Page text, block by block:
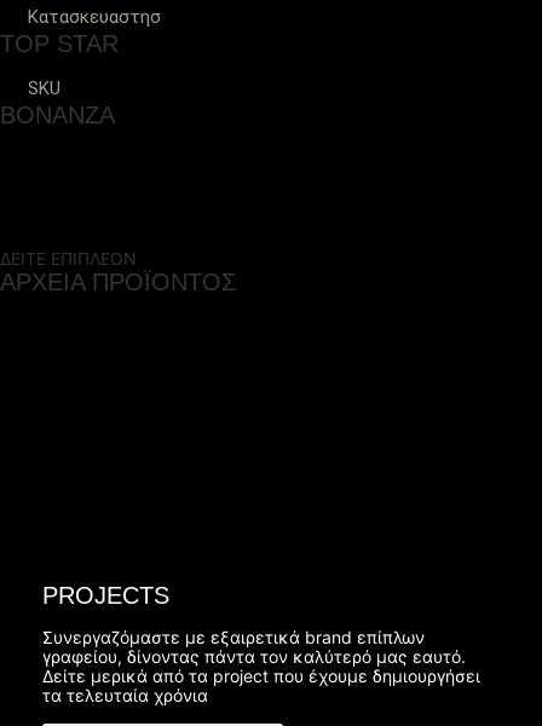
Κατασκευαστησ
TOP STAR
SKU
BONANZA
ΔΕΙΤΕ ΕΠΙΠΛΕΟΝ
ΑΡΧΕΙΑ ΠΡΟΪΟΝΤΟΣ
PROJECTS
Συνεργαζόμαστε με εξαιρετικά brand επίπλων
γραφείου, δίνοντας πάντα τον καλύτερό μας εαυτό.
Δείτε μερικά από τα project που έχουμε δημιουργήσει
τα τελευταία χρόνια